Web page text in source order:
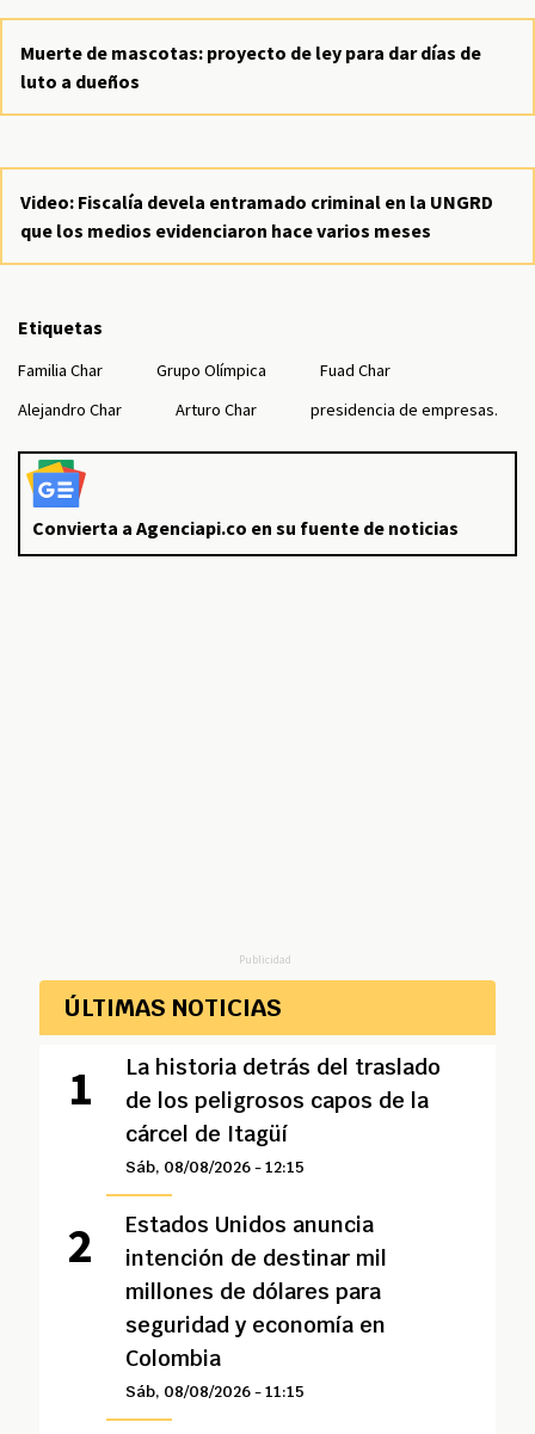
Muerte de mascotas: proyecto de ley para dar días de
luto a dueños
Video: Fiscalía devela entramado criminal en la UNGRD
que los medios evidenciaron hace varios meses
Etiquetas
Familia Char Grupo Olímpica
Fuad Char
Alejandro Char
Arturo Char presidencia de empresas.
Convierta a Agenciapi.co en su fuente de noticias
Publicidad
ÚLTIMAS NOTICIAS
La historia detrás del traslado
de los peligrosos capos de la
cárcel de Itagüí
Sáb, 08/08/2026 - 12:15
Estados Unidos anuncia
intención de destinar mil
millones de dólares para
seguridad y economía en
Colombia
Sáb, 08/08/2026 - 11:15